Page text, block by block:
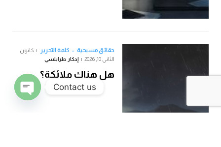
حقائق مسيحية كلمة التحرير
كانون
الثاني 10, 2026
إدكار طرابلسي
هل هناك ملائكة؟
Contact us